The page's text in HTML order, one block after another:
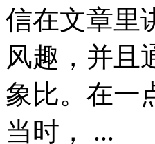
信在文章里
风趣，并且
象比。在一
当时， ...